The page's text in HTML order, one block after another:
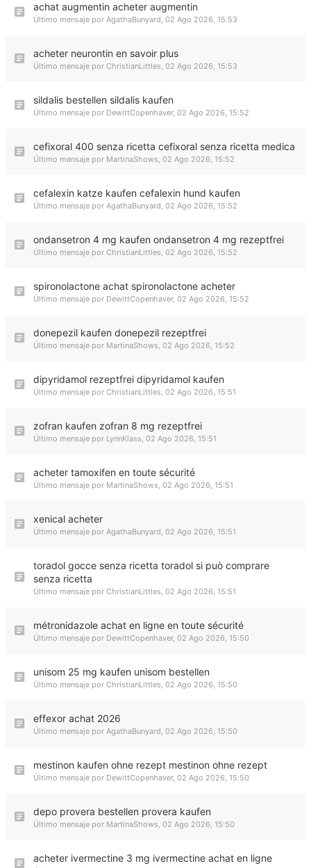
achat augmentin acheter augmentin
Último mensaje por AgathaBunyard, 02 Ago 2026, 15:53
acheter neurontin en savoir plus
Último mensaje por ChristianLittles, 02 Ago 2026, 15:53
sildalis bestellen sildalis kaufen
Último mensaje por DewittCopenhaver, 02 Ago 2026, 15:52
cefixoral 400 senza ricetta cefixoral senza ricetta medica
Último mensaje por MartinaShows, 02 Ago 2026, 15:52
cefalexin katze kaufen cefalexin hund kaufen
Último mensaje por AgathaBunyard, 02 Ago 2026, 15:52
ondansetron 4 mg kaufen ondansetron 4 mg rezeptfrei
Último mensaje por ChristianLittles, 02 Ago 2026, 15:52
spironolactone achat spironolactone acheter
Último mensaje por DewittCopenhaver, 02 Ago 2026, 15:52
donepezil kaufen donepezil rezeptfrei
Último mensaje por MartinaShows, 02 Ago 2026, 15:52
dipyridamol rezeptfrei dipyridamol kaufen
Último mensaje por ChristianLittles, 02 Ago 2026, 15:51
zofran kaufen zofran 8 mg rezeptfrei
Último mensaje por LynnKlass, 02 Ago 2026, 15:51
acheter tamoxifen en toute sécurité
Último mensaje por MartinaShows, 02 Ago 2026, 15:51
xenical acheter
Último mensaje por AgathaBunyard, 02 Ago 2026, 15:51
toradol gocce senza ricetta toradol si può comprare
senza ricetta
Último mensaje por ChristianLittles, 02 Ago 2026, 15:51
métronidazole achat en ligne en toute sécurité
Último mensaje por DewittCopenhaver, 02 Ago 2026, 15:50
unisom 25 mg kaufen unisom bestellen
Último mensaje por ChristianLittles, 02 Ago 2026, 15:50
effexor achat 2026
Último mensaje por AgathaBunyard, 02 Ago 2026, 15:50
mestinon kaufen ohne rezept mestinon ohne rezept
Último mensaje por DewittCopenhaver, 02 Ago 2026, 15:50
depo provera bestellen provera kaufen
Último mensaje por MartinaShows, 02 Ago 2026, 15:50
acheter ivermectine 3 mg ivermectine achat en ligne